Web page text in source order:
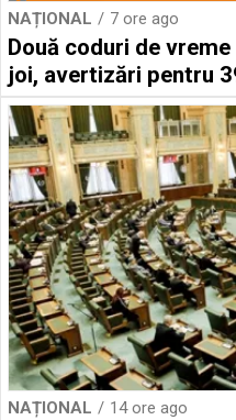
NAȚIONAL 7 ore ago
Două coduri de
joi, avertizări pentru
NAȚIONAL 14 ore ago